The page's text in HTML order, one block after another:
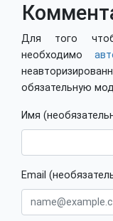
Для того
необходимо
обязательную
Имя
Email